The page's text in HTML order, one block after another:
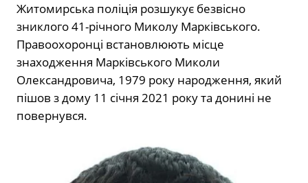
Житомирська поліція розшукує безвісно
зниклого 41-річного Миколу Марківського.
Правоохоронці встановлюють місце
знаходження Марківського Миколи
Олександровича, 1979 року народження, який
пішов з дому 11 січня 2021 року та донині не
повернувся.